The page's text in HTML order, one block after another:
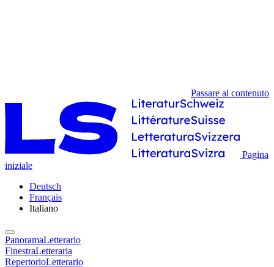
Passare al contenuto
Pagina
iniziale
Deutsch
Français
Italiano
PanoramaLetterario
FinestraLetteraria
RepertorioLetterario